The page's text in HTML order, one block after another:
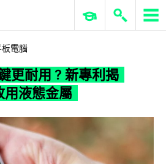
ERP 與商業 AI
電腦
更耐用 ? 新專利揭
液態金屬